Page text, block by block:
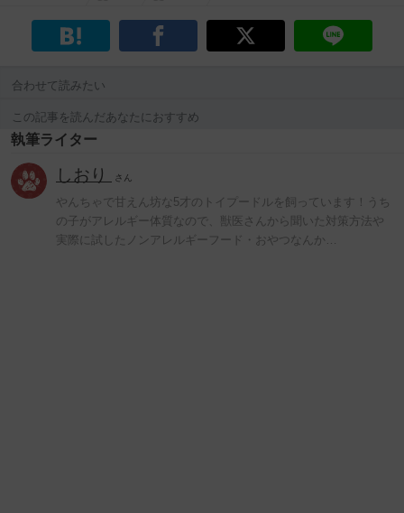
合わせて読みたい
この記事を読んだあなたにおすすめ
執筆ライター
しおり さん
やんちゃで甘えん坊な5才のトイプードルを飼っています！うち
の子がアレルギー体質なので、獣医さんから聞いた対策方法や
実際に試したノンアレルギーフード・おやつなんか…